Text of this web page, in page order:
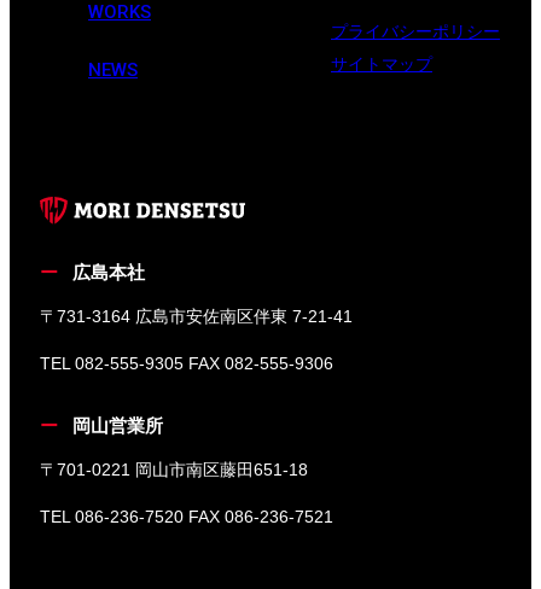
WORKS
NEWS
プライバシーポリシー
サイトマップ
広島本社
〒731-3164 広島市安佐南区伴東 7-21-41
TEL 082-555-9305 FAX 082-555-9306
岡山営業所
〒701-0221 岡山市南区藤田651-18
TEL 086-236-7520 FAX 086-236-7521